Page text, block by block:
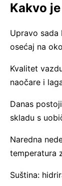
Kakvo
Upravo sada
osećaj na
Kvalitet
naočare i
Danas
skladu s
Naredna
temperatura
Suština: